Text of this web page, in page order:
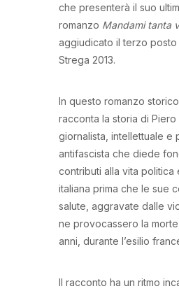
che presenterà il suo
romanzo Mandami tanta
aggiudicato il terzo posto
Strega 2013.
In questo romanzo
racconta la storia di Piero
giornalista, intellettuale e
antifascista che diede
contributi alla vita politica
italiana prima che le sue
salute, aggravate dalle
ne provocassero la
anni, durante l’esilio
Il racconto ha un ritmo